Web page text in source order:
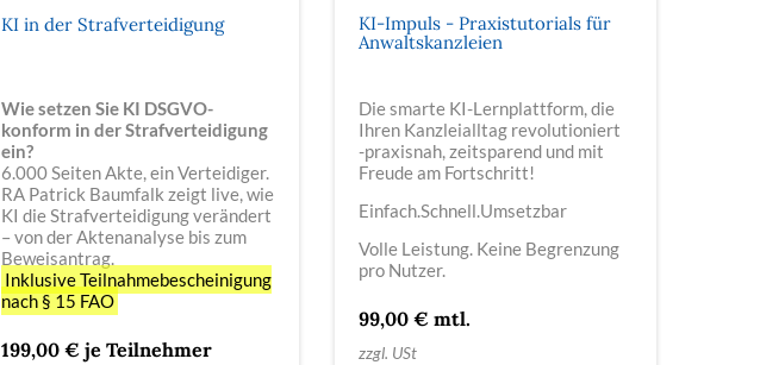
KI in der Strafverteidigung
Wie setzen Sie KI DSGVO-
konform in der Strafverteidigung
ein?
6.000 Seiten Akte, ein Verteidiger.
RA Patrick Baumfalk zeigt live, wie
KI die Strafverteidigung verändert
– von der Aktenanalyse bis zum
Beweisantrag.
Inklusive Teilnahmebescheinigung
nach § 15 FAO
199,00 € je Teilnehmer
KI-Impuls - Praxistutorials für
Anwaltskanzleien
Die smarte KI-Lernplattform, die
Ihren Kanzleialltag revolutioniert
-praxisnah, zeitsparend und mit
Freude am Fortschritt!
Einfach.Schnell.Umsetzbar
Volle Leistung. Keine Begrenzung
pro Nutzer.
99,00 € mtl.
zzgl. USt